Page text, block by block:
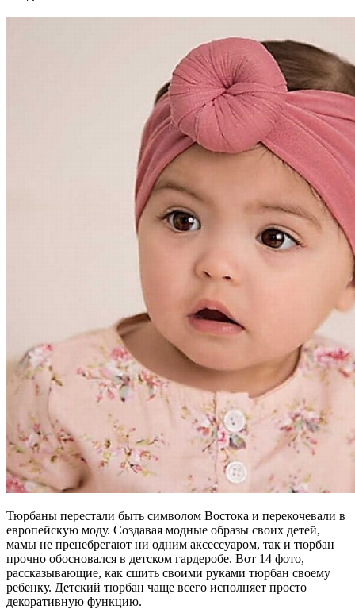
Тюрбаны перестали быть символом Востока и перекочевали в
европейскую моду. Создавая модные образы своих детей,
мамы не пренебрегают ни одним аксессуаром, так и тюрбан
прочно обосновался в детском гардеробе. Вот 14 фото,
рассказывающие, как сшить своими руками тюрбан своему
ребенку. Детский тюрбан чаще всего исполняет просто
декоративную функцию.